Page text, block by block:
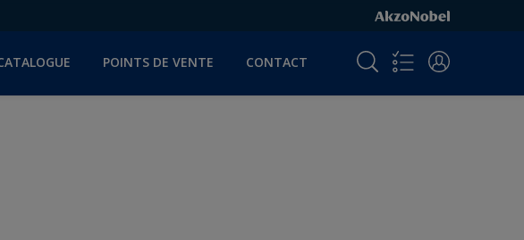
POINTS DE VENTE CONTACT